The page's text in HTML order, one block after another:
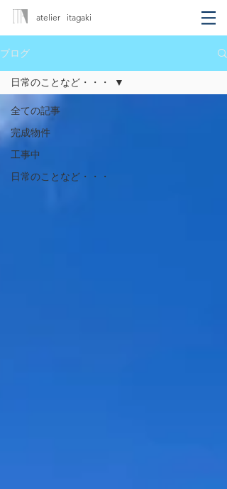
atelier itagaki
ブログ
全ての記事
完成物件
工事中
日常のことなど・・・
日常のことなど・・・